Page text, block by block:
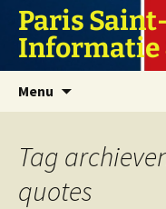
naar
inhoud
Paris
Informatie
Menu
Tag
quotes